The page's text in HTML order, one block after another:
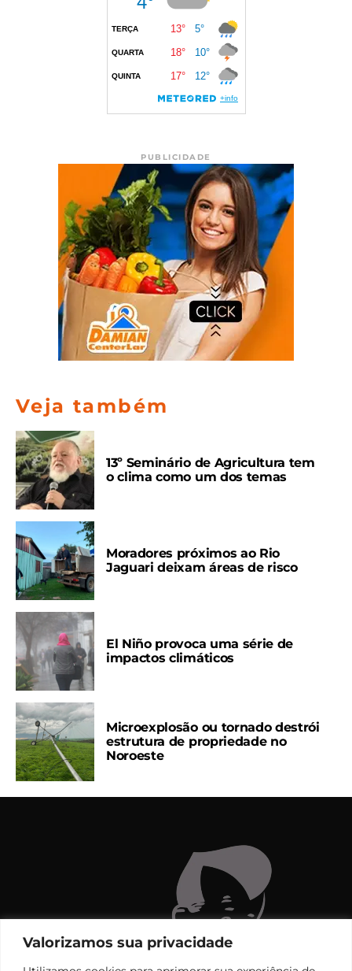
Valorizamos sua privacidade
PUBLICIDADE
Veja também
13º Seminário de Agricultura tem
o clima como um dos temas
Moradores próximos ao Rio
Jaguari deixam áreas de risco
El Niño provoca uma série de
impactos climáticos
Microexplosão ou tornado destrói
estrutura de propriedade no
Noroeste